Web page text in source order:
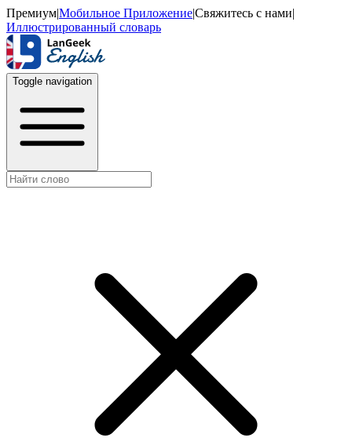
Премиум|Мобильное Приложение|Свяжитесь с нами|
Иллюстрированный словарь
Toggle navigation